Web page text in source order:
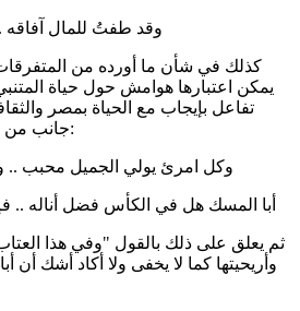
وقد طفتُ للمال
كذلك في شأن ما أورده من
يمكن اعتبارها هوامش حول حياة
تفاعل بإيجاب مع الحياة بمصر
جانب من هذا التناغم حيث يورد بيتيه:
وكل امرئ يولي الجميل محبب ..
أبا المسك هل في الكأس فضل أناله ..
ثم يعلق على ذلك بالقول "وفي هذا
وأريحيتها كما لا يخفى ولا أكاد أشك